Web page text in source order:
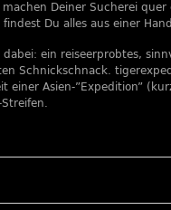
machen Deiner Sucherei
Du alles aus einer
dabei: ein reiseerprobtes,
Schnickschnack.
einer Asien-”Expedition”